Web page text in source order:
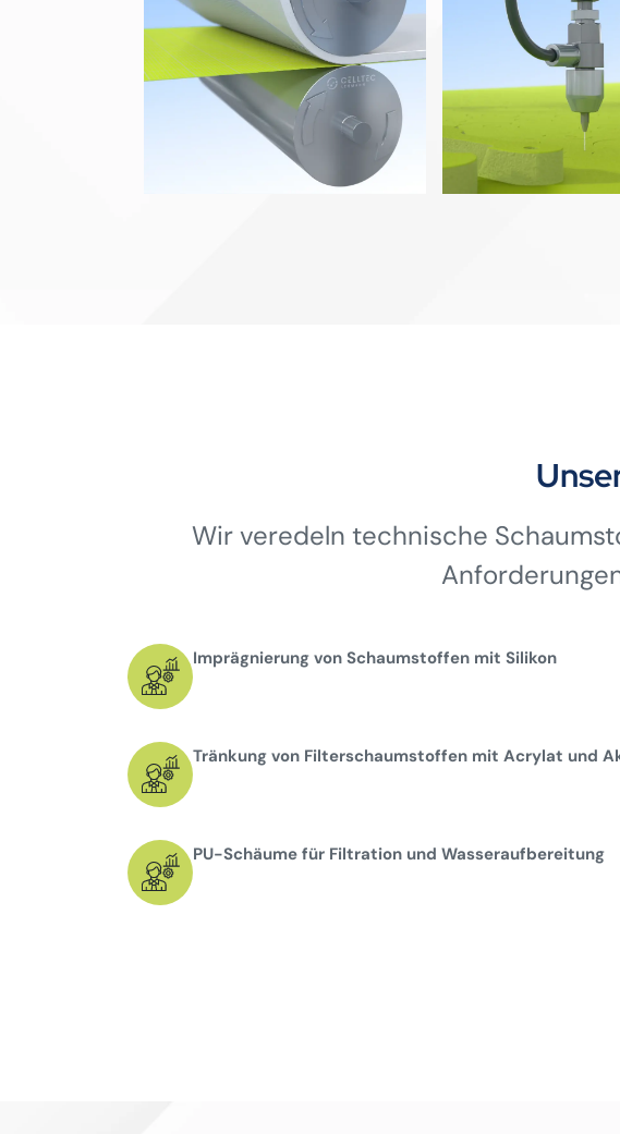
Wir veredeln technische
Imprägnierung von Schaumstoffen mit Silikon
Tränkung von Filterschaumstoffen mit Acrylat und
PU-Schäume für Filtration und Wasseraufbereitung